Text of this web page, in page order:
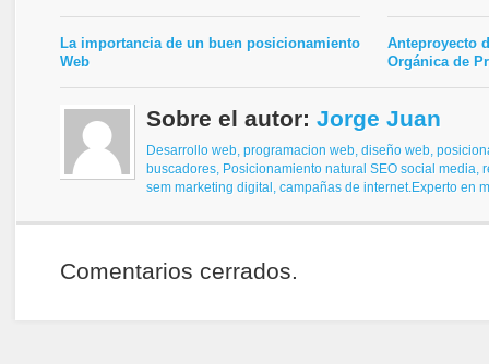
La importancia de un buen posicionamiento
Web
Anteproyecto
Orgánica de
Sobre el autor: Jorge Juan
Desarrollo web, programacion web, diseño web,
buscadores, Posicionamiento natural SEO social media,
sem marketing digital, campañas de internet.Experto en
Comentarios cerrados.